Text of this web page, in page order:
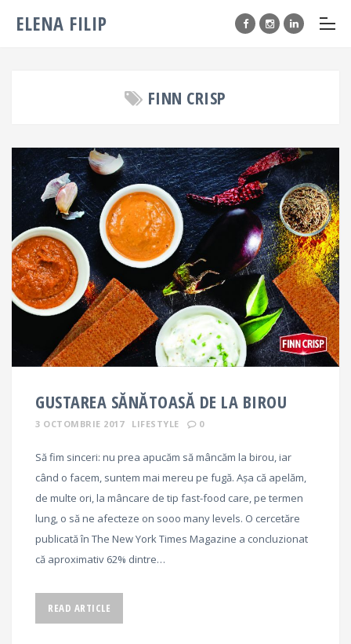
ELENA FILIP
FINN CRISP
GUSTAREA SĂNĂTOASĂ DE LA BIROU
3 OCTOMBRIE 2017 LIFESTYLE 0
Să fim sinceri: nu prea apucăm să mâncăm la birou, iar
când o facem, suntem mai mereu pe fugă. Așa că apelăm,
de multe ori, la mâncare de tip fast-food care, pe termen
lung, o să ne afecteze on sooo many levels. O cercetăre
publicată în The New York Times Magazine a concluzionat
că aproximativ 62% dintre…
READ ARTICLE